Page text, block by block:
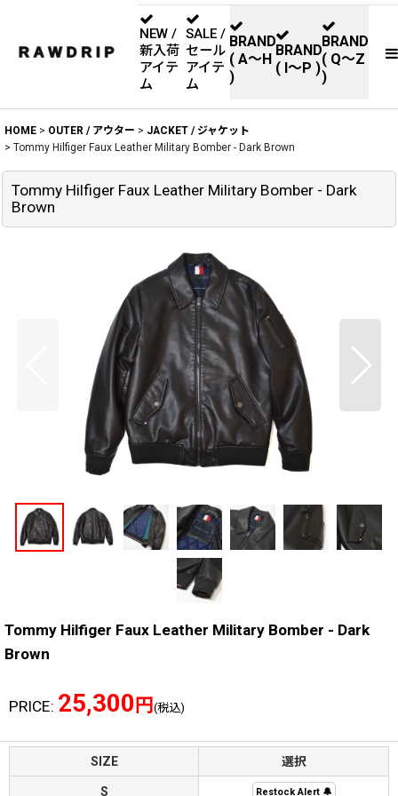
NEW /
新入荷
アイテ
ム
SALE /
セール
アイテ
ム
BRAND
( A〜H
)
BRAND
( I〜P )
BRAND
( Q〜Z
)
HOME > OUTER / アウター > JACKET / ジャケット
> Tommy Hilfiger Faux Leather Military Bomber - Dark Brown
Tommy Hilfiger Faux Leather Military Bomber - Dark
Brown
Tommy Hilfiger Faux Leather Military Bomber - Dark
Brown
PRICE: 25,300円(税込)
SIZE 選択
S Restock Alert 🔔